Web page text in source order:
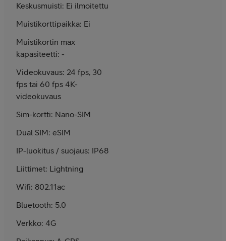
Keskusmuisti: Ei ilmoitettu
Muistikorttipaikka: Ei
Muistikortin max
kapasiteetti: -
Videokuvaus: 24 fps, 30
fps tai 60 fps 4K-
video­kuvaus
Sim-kortti: Nano-SIM
Dual SIM: eSIM
IP-luokitus / suojaus: IP68
Liittimet: Lightning
Wifi: 802.11ac
Bluetooth: 5.0
Verkko: 4G